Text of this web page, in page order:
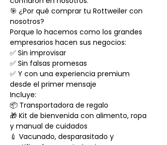
🎯 ¿Por qué comprar tu Rottweiler con
nosotros?
Porque lo hacemos como los grandes
empresarios hacen sus negocios:
✅ Sin improvisar
✅ Sin falsas promesas
✅ Y con una experiencia premium
desde el primer mensaje
Incluye:
📦 Transportadora de regalo
🎁 Kit de bienvenida con alimento, ropa
y manual de cuidados
💉 Vacunado, desparasitado y